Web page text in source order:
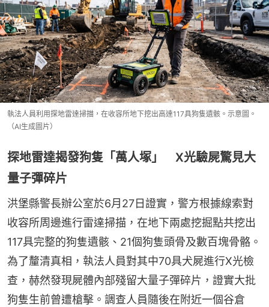
執法人員利用探地雷達掃描，在收容所地下挖出高達117具狗隻遺骸。示意圖。
（AI生成圖片）
探地雷達揭發狗隻「萬人塚」 X光驗屍驚見大
量子彈碎片
洪堡縣警長辦公室於6月27日證實，警方根據線索對
收容所周邊進行雷達掃描，在地下兩處挖掘點共挖出
117具完整的狗隻遺骸、21個狗隻頭骨及數百塊骨骼。
為了釐清真相，執法人員對其中70具犬屍進行X光檢
查，赫然發現屍體內部殘留大量子彈碎片，證實大批
狗隻生前曾遭槍擊。調查人員隨後在附近一個谷倉